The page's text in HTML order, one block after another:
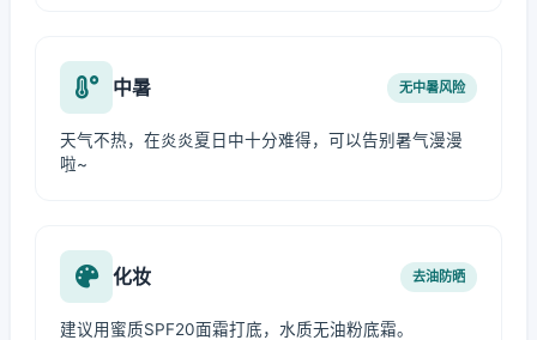
中暑 无中暑风险
天气不热，在炎炎夏日中十分难得，可以告别暑气漫漫
啦~
化妆 去油防晒
建议用蜜质SPF20面霜打底，水质无油粉底霜。